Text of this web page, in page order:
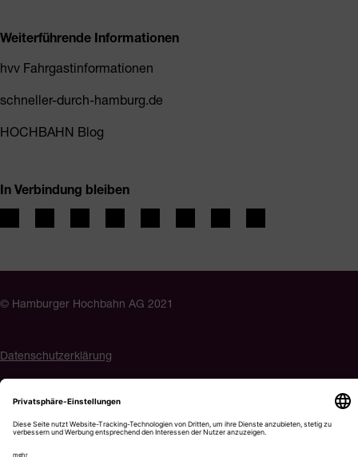
Weiterführende Informationen
hvv Fahrgastinformationen
schneller-durch-hamburg.de
HOCHBAHN Blog
In Verbindung bleiben
© Hamburger Hochbahn AG 2021
Datenschutzerklärung
Impressum
Barrierefreiheit
Cookie-Einstellungen